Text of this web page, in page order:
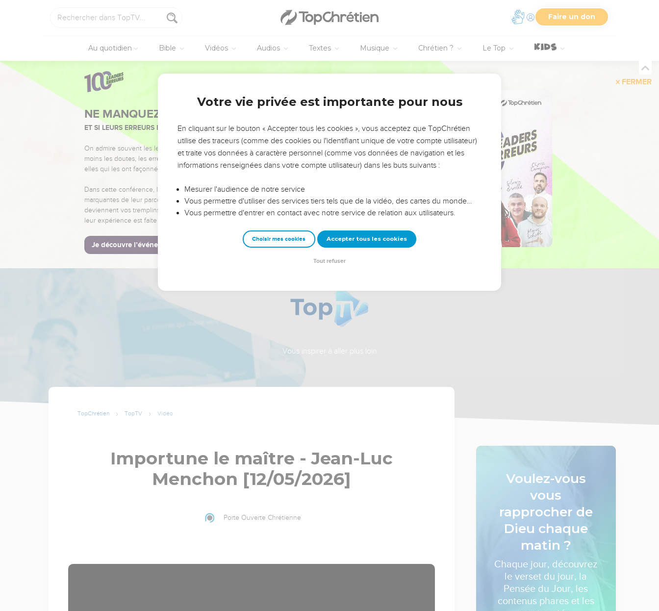
Faire un don
Au quotidien Bible Vidéos Audios Textes Musique Chrétien ? Le Top
FERMER
NE MANQUEZ PAS L’ÉVÉNEMENT DE L’ANNÉE !
ET SI LEURS ERREURS POUVAIENT VOUS ÉVITER LES VOTRES ?
On admire souvent les leaders pour leurs réussites, leur impact, leur foi ou leur vision. Mais on voit
moins les doutes, les erreurs et les saisons difficiles qu'ils ont traversés, alors même que ce sont
elles qui les ont façonnés.
Dans cette conférence, leaders, entrepreneurs, et responsables reviennent sur les erreurs
marquantes de leur parcours et les clés pour avancer avec plus de sagesse afin que leurs erreurs
deviennent vos tremplins. Que vous guidiez un ministère, une équipe, un groupe ou une famille,
leur expérience est faite pour vous.
Je découvre l’événement
Vous inspirer à aller plus loin
TopChrétien TopTV Vidéo
Importune le maître - Jean-Luc
Menchon [12/05/2026]
Porte Ouverte Chrétienne
Voulez-vous
vous
rapprocher de
Dieu chaque
matin ?
Chaque jour, découvrez
le verset du jour, la
Pensée du Jour, les
contenus phares et les
Votre vie privée est importante pour nous
En cliquant sur le bouton « Accepter tous les cookies », vous acceptez que TopChrétien
utilise des traceurs (comme des cookies ou l'identifiant unique de votre compte utilisateur)
et traite vos données à caractère personnel (comme vos données de navigation et les
informations renseignées dans votre compte utilisateur) dans les buts suivants :
Mesurer l'audience de notre service
Vous permettre d'utiliser des services tiers tels que de la vidéo, des cartes du monde…
Vous permettre d'entrer en contact avec notre service de relation aux utilisateurs.
Choisir mes cookies Accepter tous les cookies
Tout refuser